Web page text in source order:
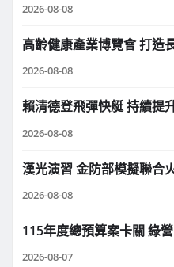
2026-08-08
高齡健康產業博覽會 打造
2026-08-08
賴清德登飛彈快艇 持續提
2026-08-08
漢光演習 金防部模擬聯合
2026-08-08
115年度總預算案卡關 綠
2026-08-07